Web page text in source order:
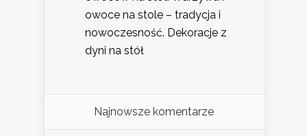
owoce na stole – tradycja i
nowoczesność. Dekoracje z
dyni na stół
Najnowsze komentarze